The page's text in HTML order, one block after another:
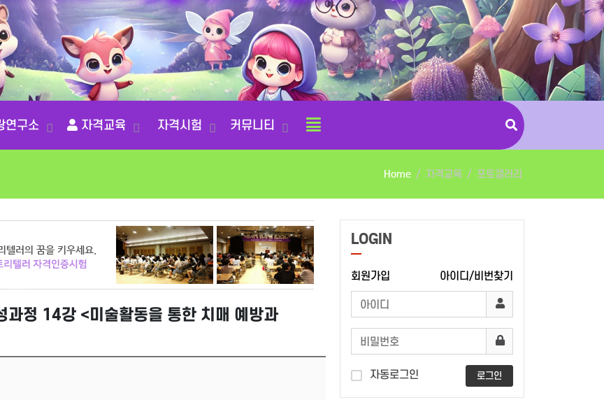
연구소 자격교육 자격시험 커뮤니티
Home 자격교육 포토갤러리
정 14강 <미술활동을 통한 치매 예방과
LOGIN
회원가입 아이디/비번찾기
자동로그인 로그인